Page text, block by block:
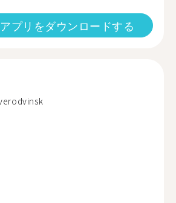
アプリをダウンロードする